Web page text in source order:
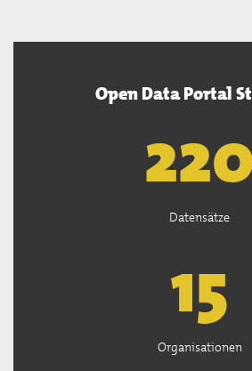
Open Data Portal
221
Datensätze
15
Organisationen